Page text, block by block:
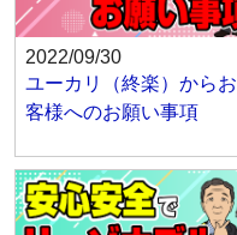
2022/09/30
ユーカリ（終楽）からお
客様へのお願い事項